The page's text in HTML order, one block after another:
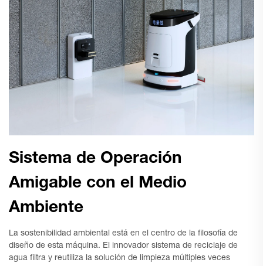
Sistema de Operación
Amigable con el Medio
Ambiente
La sostenibilidad ambiental está en el centro de la filosofía de
diseño de esta máquina. El innovador sistema de reciclaje de
agua filtra y reutiliza la solución de limpieza múltiples veces